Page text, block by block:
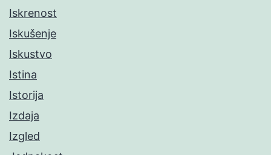
Iskrenost
Iskušenje
Iskustvo
Istina
Istorija
Izdaja
Izgled